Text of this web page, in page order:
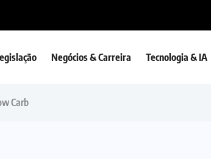
Negócios & Carreira Tecnologia & IA
Carb